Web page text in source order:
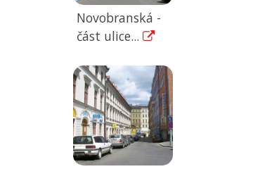
Novobranská -
část ulice...